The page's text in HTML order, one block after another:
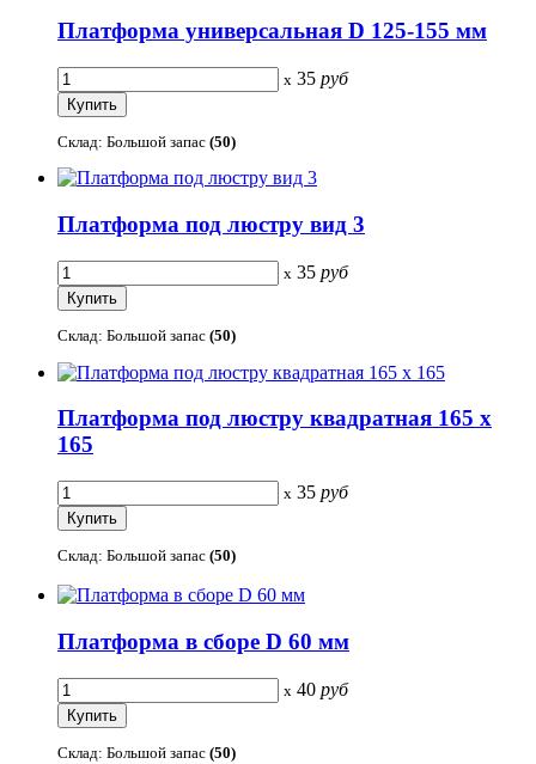
Платформа универсальная D 125-155 мм
x 35 руб
Склад: Большой запас (50)
Платформа под люстру вид 3
x 35 руб
Склад: Большой запас (50)
Платформа под люстру квадратная 165 х
165
x 35 руб
Склад: Большой запас (50)
Платформа в сборе D 60 мм
x 40 руб
Склад: Большой запас (50)